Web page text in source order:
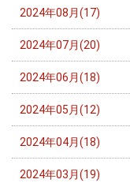
2024年08月(17)
2024年07月(20)
2024年06月(18)
2024年05月(12)
2024年04月(18)
2024年03月(19)